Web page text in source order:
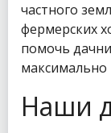
частного
фермерских
помочь
Наши